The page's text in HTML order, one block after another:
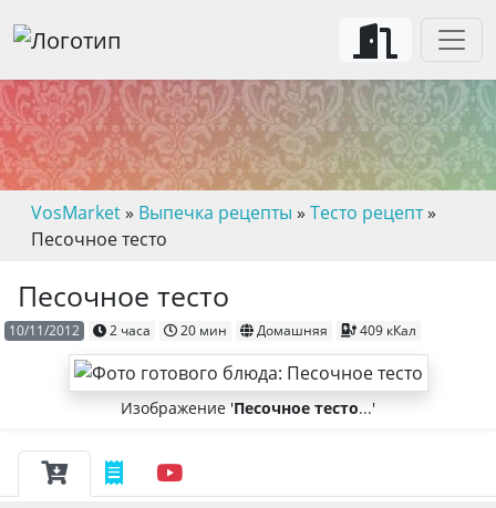
VosMarket» Выпечка рецепты » Тесто рецепт»
Песочное тесто
Песочное тесто
10/11/2012 2 часа 20 мин Домашняя 409 кКал
Изображение 'Песочное тесто...'